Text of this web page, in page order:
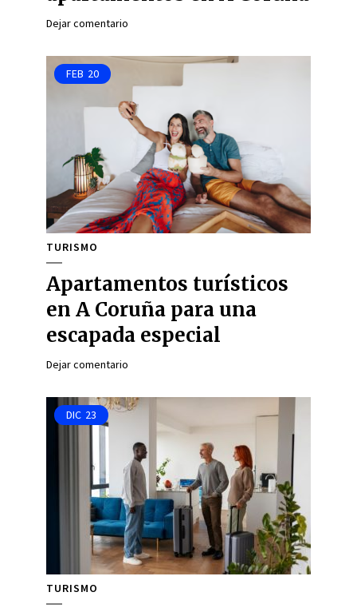
Dejar comentario
FEB 20
TURISMO
Apartamentos turísticos
en A Coruña para una
escapada especial
Dejar comentario
DIC 23
TURISMO